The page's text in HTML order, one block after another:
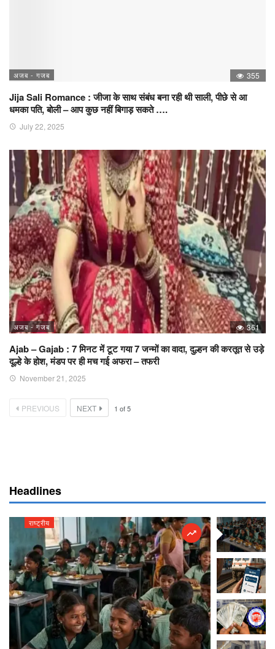
अजब - गजब 355
Jija Sali Romance : जीजा के साथ संबंध बना रही थी साली, पीछे से आ
धमका पति, बोली – आप कुछ नहीं बिगाड़ सकते ….
July 22, 2025
अजब - गजब 361
Ajab – Gajab : 7 मिनट में टूट गया 7 जन्मों का वादा, दुल्हन की करतूत से उड़े
दूल्हे के होश, मंडप पर ही मच गई अफरा – तफरी
November 21, 2025
PREVIOUS NEXT 1 of5
Headlines
राष्ट्रीय राष्ट्रीय